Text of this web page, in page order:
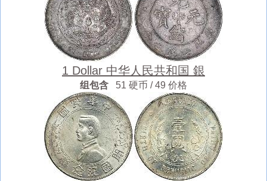
1 Dollar 中华人民共和国 銀
组包含 51 硬币 / 49 价格